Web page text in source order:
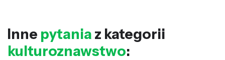
Inne pytania z kategorii
kulturoznawstwo: